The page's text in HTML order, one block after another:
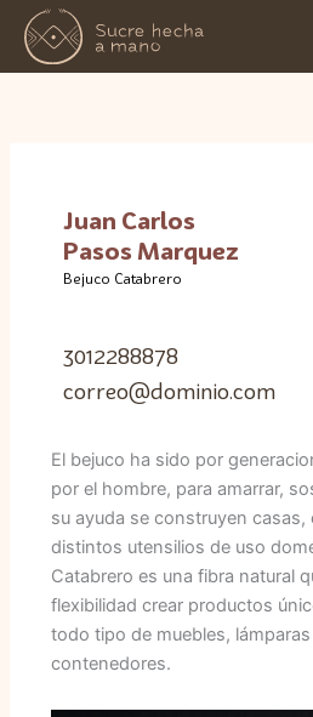
contenido
Juan Carlos
Pasos Marquez
Bejuco Catabrero
3012288878
correo@dominio.com
El bejuco ha sido por
por el hombre, para amarrar,
su ayuda se construyen casas,
distintos utensilios de uso
Catabrero es una fibra natural
flexibilidad crear productos
todo tipo de muebles,
contenedores.